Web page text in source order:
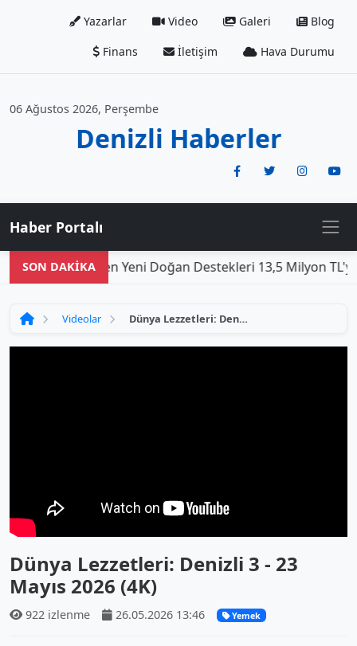
Yazarlar Video Galeri
Blog
Finans
İletişim Hava Durumu
06 Ağustos 2026, Perşembe
Denizli Haberler
Haber Portalı
SON DAKİKA
Videolar Dünya Lezzetleri: Denizli 3 - 23 Mayıs 2026 (4K)
Dünya Lezzetleri: Denizli 3 - 23
Mayıs 2026 (4K)
922 izlenme 26.05.2026 13:46 Yemek